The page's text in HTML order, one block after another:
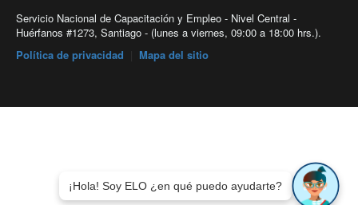
Servicio Nacional de Capacitación y Empleo - Nivel Central -
Huérfanos #1273, Santiago - (lunes a viernes, 09:00 a 18:00 hrs.).
Política de privacidad
Mapa del sitio
¡Hola! Soy ELO ¿en qué puedo ayudarte?